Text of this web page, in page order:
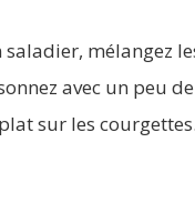
saladier, mélangez
avec un peu
sur les courgettes.